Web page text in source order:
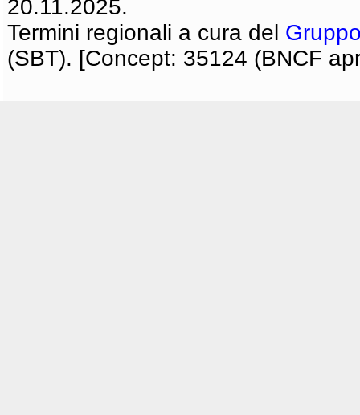
20.11.2025.
Termini regionali a cura del
(SBT). [Concept: 35124 (BNCF